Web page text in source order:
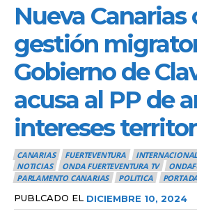
Nueva Canarias
gestión
Gobierno de
acusa al PP de
intereses
CANARIAS FUERTEVENTURA INTERNACIONAL
NOTICIAS
ONDA FUERTEVENTURA TV
PARLAMENTO CANARIAS
POLITICA
PUBLCADO EL DICIEMBRE 10, 2024